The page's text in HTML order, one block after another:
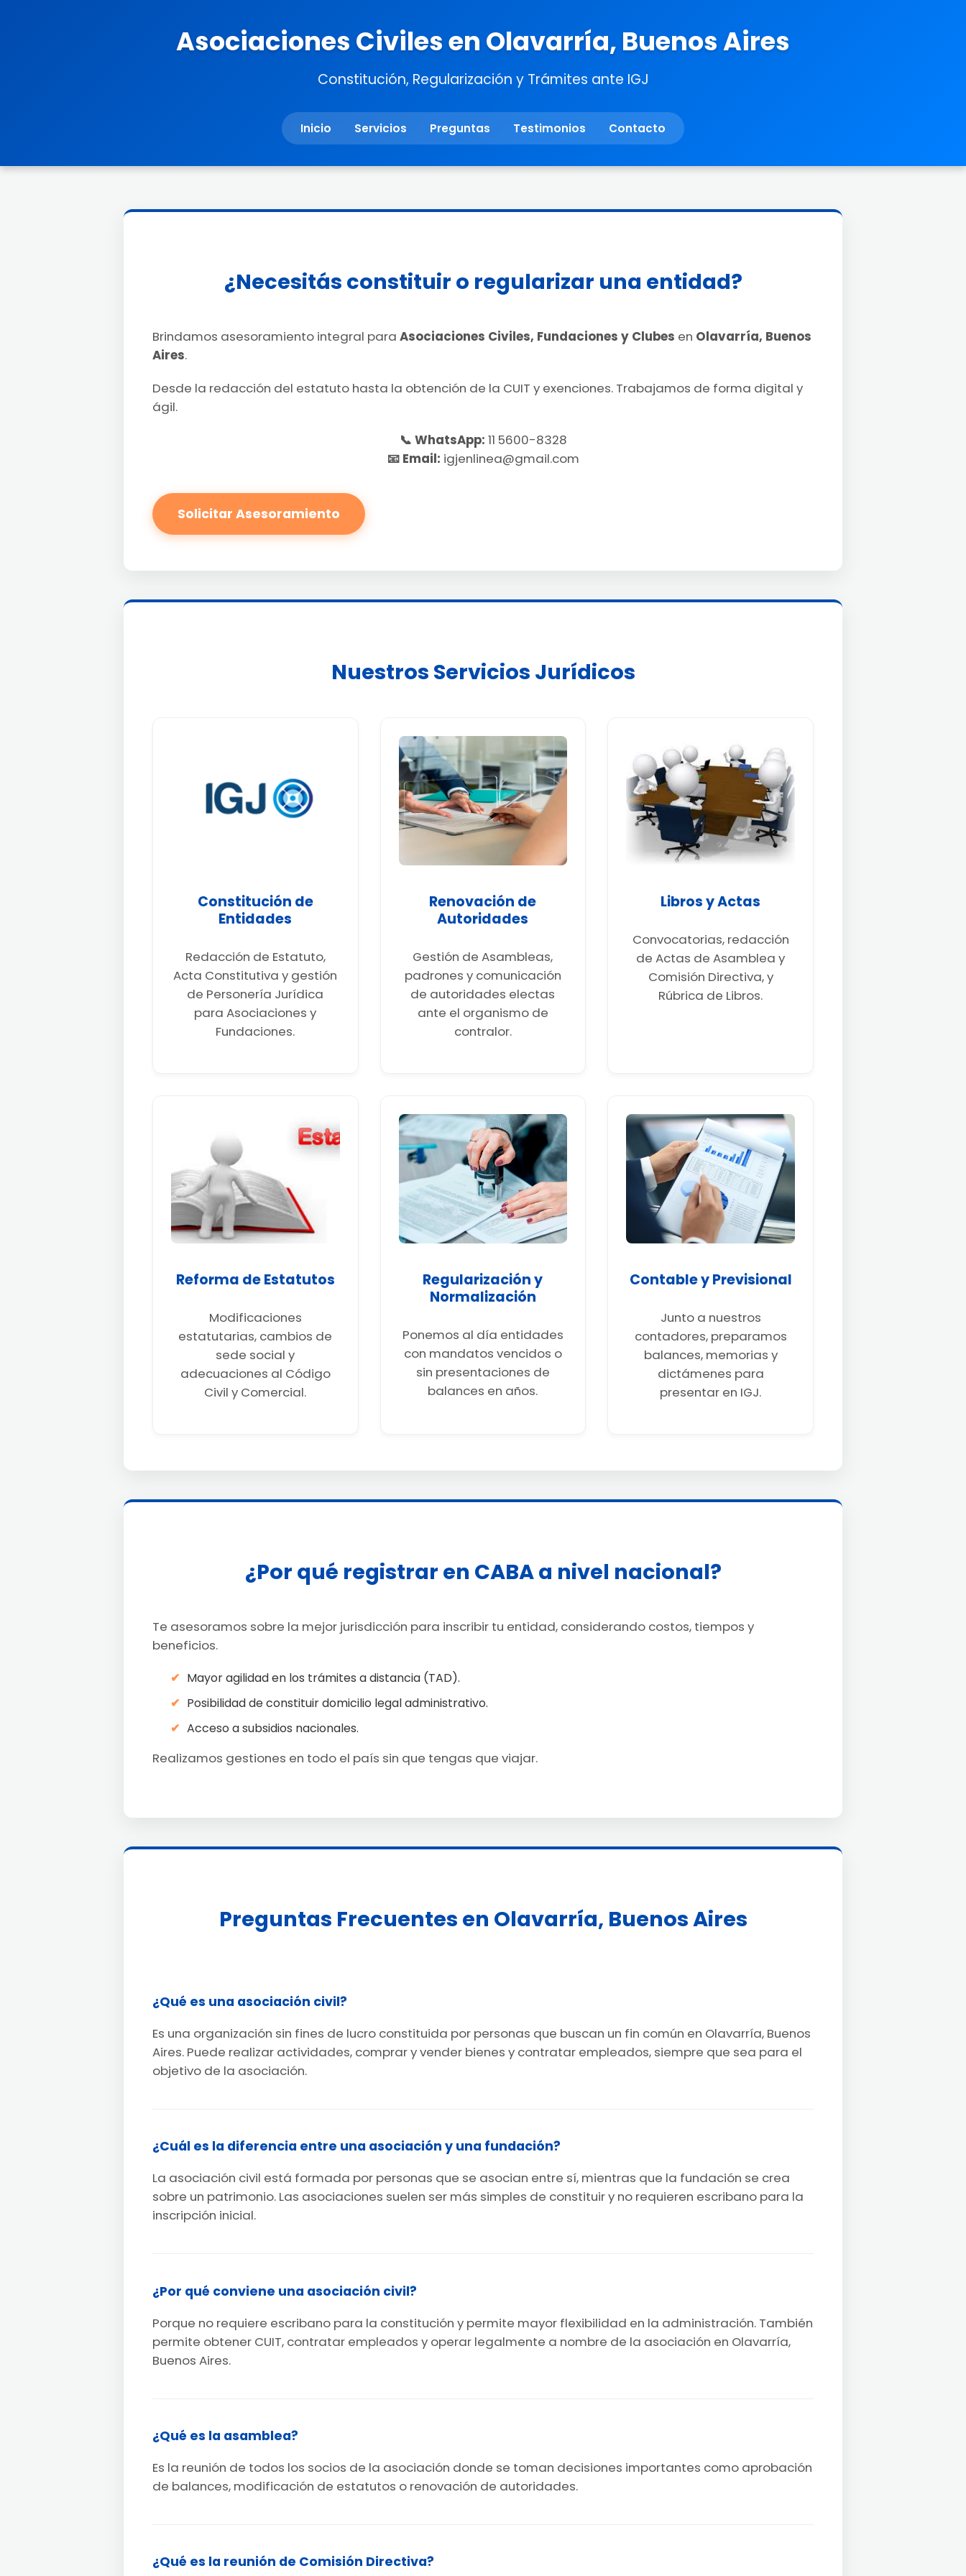
Asociaciones Civiles en Olavarría, Buenos Aires
Constitución, Regularización y Trámites ante IGJ
Inicio Servicios Preguntas Testimonios Contacto
¿Necesitás constituir o regularizar una entidad?
Brindamos asesoramiento integral para Asociaciones Civiles, Fundaciones y Clubes en Olavarría, Buenos
Aires.
Desde la redacción del estatuto hasta la obtención de la CUIT y exenciones. Trabajamos de forma digital y
ágil.
📞 WhatsApp: 11 5600-8328
📧 Email: igjenlinea@gmail.com
Solicitar Asesoramiento
Nuestros Servicios Jurídicos
Constitución de
Entidades
Redacción de Estatuto,
Acta Constitutiva y gestión
de Personería Jurídica
para Asociaciones y
Fundaciones.
Renovación de
Autoridades
Gestión de Asambleas,
padrones y comunicación
de autoridades electas
ante el organismo de
contralor.
Libros y Actas
Convocatorias, redacción
de Actas de Asamblea y
Comisión Directiva, y
Rúbrica de Libros.
Reforma de Estatutos
Modificaciones
estatutarias, cambios de
sede social y
adecuaciones al Código
Civil y Comercial.
Regularización y
Normalización
Ponemos al día entidades
con mandatos vencidos o
sin presentaciones de
balances en años.
Contable y Previsional
Junto a nuestros
contadores, preparamos
balances, memorias y
dictámenes para
presentar en IGJ.
¿Por qué registrar en CABA a nivel nacional?
Te asesoramos sobre la mejor jurisdicción para inscribir tu entidad, considerando costos, tiempos y
beneficios.
Mayor agilidad en los trámites a distancia (TAD).
Posibilidad de constituir domicilio legal administrativo.
Acceso a subsidios nacionales.
Realizamos gestiones en todo el país sin que tengas que viajar.
Preguntas Frecuentes en Olavarría, Buenos Aires
¿Qué es una asociación civil?
Es una organización sin fines de lucro constituida por personas que buscan un fin común en Olavarría, Buenos
Aires. Puede realizar actividades, comprar y vender bienes y contratar empleados, siempre que sea para el
objetivo de la asociación.
¿Cuál es la diferencia entre una asociación y una fundación?
La asociación civil está formada por personas que se asocian entre sí, mientras que la fundación se crea
sobre un patrimonio. Las asociaciones suelen ser más simples de constituir y no requieren escribano para la
inscripción inicial.
¿Por qué conviene una asociación civil?
Porque no requiere escribano para la constitución y permite mayor flexibilidad en la administración. También
permite obtener CUIT, contratar empleados y operar legalmente a nombre de la asociación en Olavarría,
Buenos Aires.
¿Qué es la asamblea?
Es la reunión de todos los socios de la asociación donde se toman decisiones importantes como aprobación
de balances, modificación de estatutos o renovación de autoridades.
¿Qué es la reunión de Comisión Directiva?